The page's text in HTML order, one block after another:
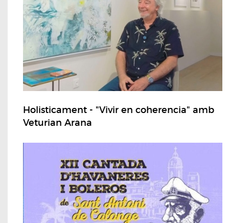
Holisticament - "Vivir en coherencia" amb
Veturian Arana